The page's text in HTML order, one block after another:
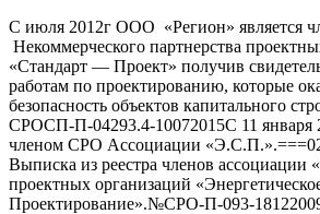
С июля 2012г ООО «Регион» является
Некоммерческого партнерства
«Стандарт — Проект» получив
работам по проектированию, которые
безопасность объектов капитального
СРОCП-П-04293.4-10072015С 11 января
членом СРО Ассоциации
Выписка из реестра членов ассоциации
проектных организаций
Проектирование».№СРО-П-093-